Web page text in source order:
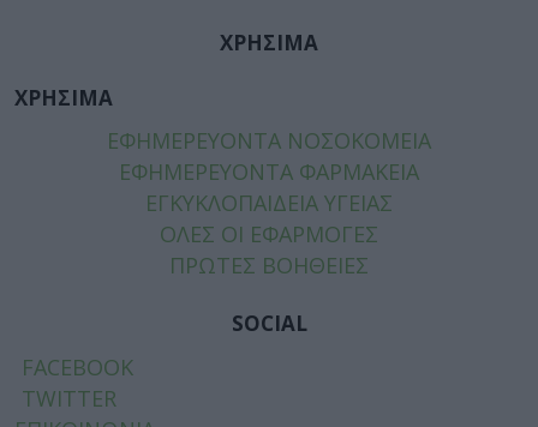
ΧΡΗΣΙΜΑ
ΧΡΗΣΙΜΑ
ΕΦΗΜΕΡΕΥΟΝΤΑ ΝΟΣΟΚΟΜΕΙΑ
ΕΦΗΜΕΡΕΥΟΝΤΑ ΦΑΡΜΑΚΕΙΑ
ΕΓΚΥΚΛΟΠΑΙΔΕΙΑ ΥΓΕΙΑΣ
ΟΛΕΣ ΟΙ ΕΦΑΡΜΟΓΕΣ
ΠΡΩΤΕΣ ΒΟΗΘΕΙΕΣ
SOCIAL
FACEBOOK
TWITTER